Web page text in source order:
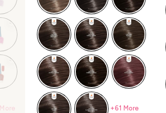
+61 More